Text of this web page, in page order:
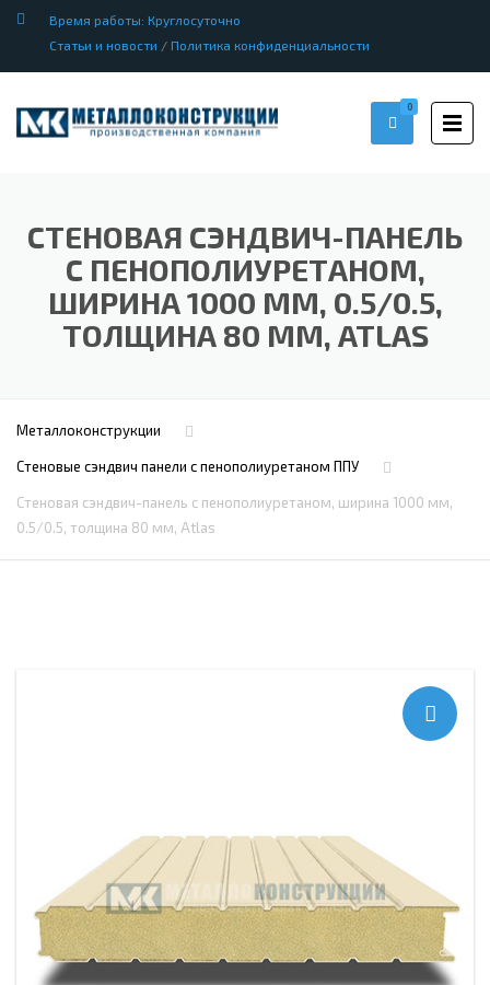
Время работы: Круглосуточно
Статьи и новости / Политика конфиденциальности
0
СТЕНОВАЯ СЭНДВИЧ-ПАНЕЛЬ
С ПЕНОПОЛИУРЕТАНОМ,
ШИРИНА 1000 ММ, 0.5/0.5,
ТОЛЩИНА 80 ММ, ATLAS
Металлоконструкции
Стеновые сэндвич панели с пенополиуретаном ППУ
Стеновая сэндвич-панель с пенополиуретаном, ширина 1000 мм,
0.5/0.5, толщина 80 мм, Atlas